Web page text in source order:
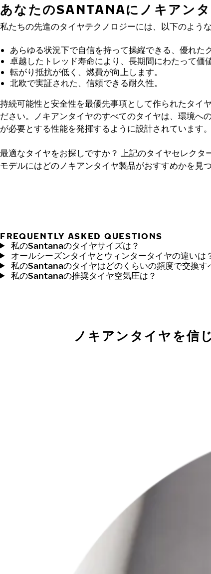
あなたのSANTANAにノキアン
私たちの先進のタイヤテクノロジーには、以下のよう
あらゆる状況下で自信を持って操縦できる、優れた
卓越したトレッド寿命により、長期間にわたって価
転がり抵抗が低く、燃費が向上します。
北欧で実証された、信頼できる耐久性。
持続可能性と安全性を最優先事項として作られたタイ
ださい。ノキアンタイヤのすべてのタイヤは、環境へ
が必要とする性能を発揮するように設計されています。
最適なタイヤをお探しですか？
上記のタイヤセレク
モデルにはどのノキアンタイヤ製品がおすすめかを見
FREQUENTLY ASKED QUESTIONS
私のSantanaのタイヤサイズは？
オールシーズンタイヤとウィンタータイヤの違いは
私のSantanaのタイヤはどのくらいの頻度で交換す
私のSantanaの推奨タイヤ空気圧は？
ノキアンタイヤを信